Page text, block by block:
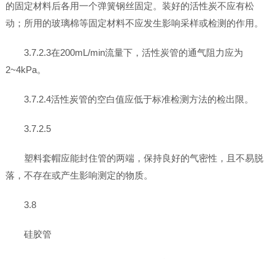
的固定材料后各用一个弹簧钢丝固定。装好的活性炭不应有松
动；所用的玻璃棉等固定材料不应发生影响采样或检测的作用。
3.7.2.3在200mL/min流量下，活性炭管的通气阻力应为
2~4kPa。
3.7.2.4活性炭管的空白值应低于标准检测方法的检出限。
3.7.2.5
塑料套帽应能封住管的两端，保持良好的气密性，且不易脱
落，不存在或产生影响测定的物质。
3.8
硅胶管